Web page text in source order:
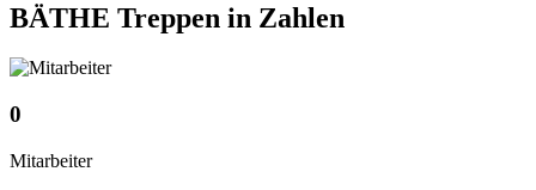
BÄTHE Treppen in Zahlen
0
Mitarbeiter